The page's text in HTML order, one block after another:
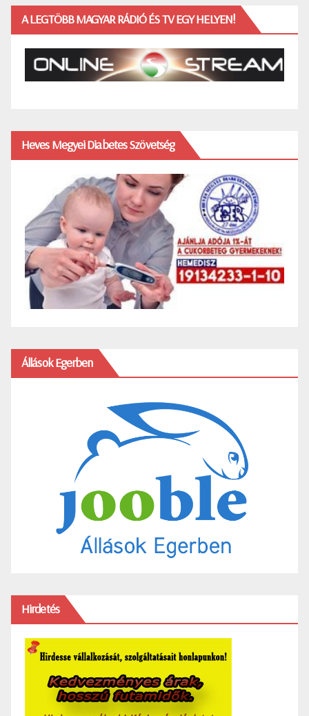
A LEGTÖBB MAGYAR RÁDIÓ ÉS TV EGY HELYEN!
Heves Megyei Diabetes Szövetség
Állások Egerben
Hirdetés